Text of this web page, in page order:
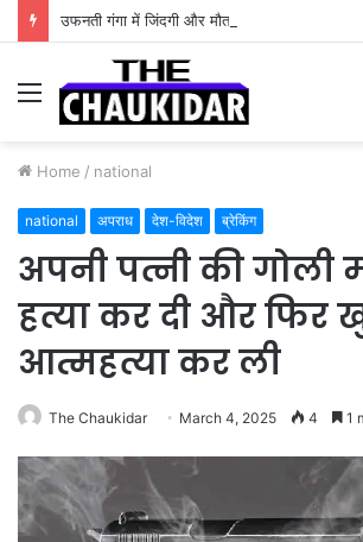
Menu
Home / national
national अपराध देश-विदेश ब्रेकिंग
अपनी पत्नी की गोली
हत्या कर दी और फिर
आत्महत्या कर ली
The Chaukidar March 4, 2025 4 1